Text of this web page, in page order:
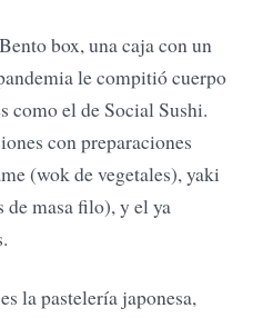
box, una caja con un
le compitió cuerpo
como el de Social Sushi.
con preparaciones
(wok de vegetales), yaki
masa filo), y el ya
la pastelería japonesa,